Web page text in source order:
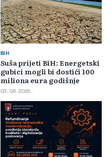
BIH
Suša prijeti BiH: Energetski
gubici mogli bi dostići 100
miliona eura godišnje
03. 08. 2026.